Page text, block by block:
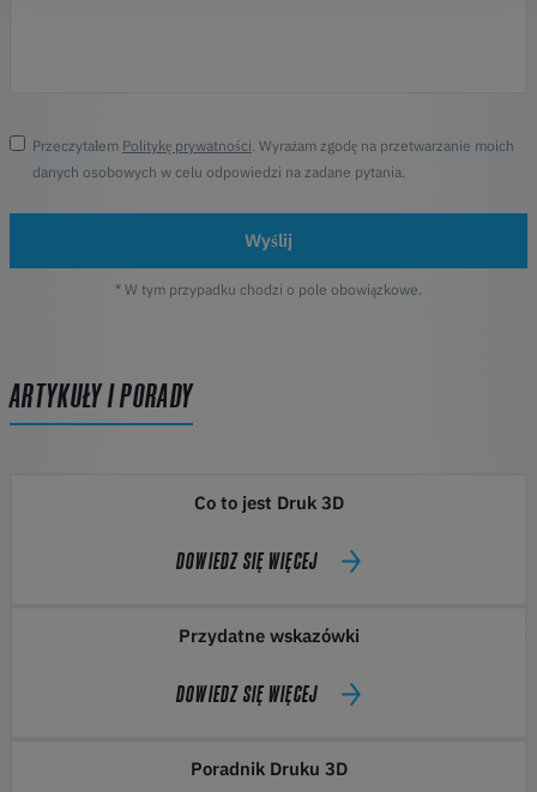
Przeczytałem Politykę prywatności . Wyrażam zgodę na przetwarzanie moich
danych osobowych w celu odpowiedzi na zadane pytania.
Wyślij
* W tym przypadku chodzi o pole obowiązkowe.
ARTYKUŁY I PORADY
Co to jest Druk 3D
DOWIEDZ SIĘ WIĘCEJ
Przydatne wskazówki
DOWIEDZ SIĘ WIĘCEJ
Poradnik Druku 3D